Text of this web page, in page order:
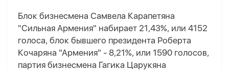
Блок бизнесмена Самвела Карапетяна
"Сильная Армения" набирает 21,43%, или 4152
голоса, блок бывшего президента Роберта
Кочаряна "Армения" - 8,21%, или 1590 голосов,
партия бизнесмена Гагика Царукяна